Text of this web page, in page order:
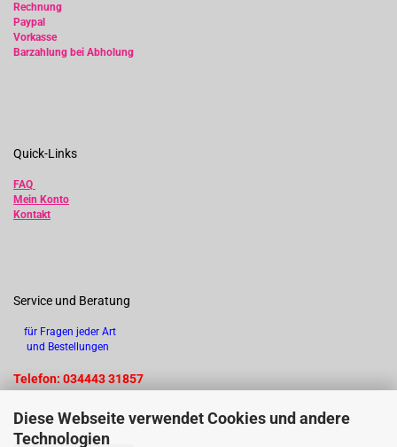
Diese Webseite verwendet Cookies und andere
Technologien
Rechnung
Paypal
Vorkasse
Barzahlung bei Abholung
Quick-Links
FAQ
Mein Konto
Kontakt
Service und Beratung
für Fragen jeder Art
und Bestellungen
Telefon: 034443 31857